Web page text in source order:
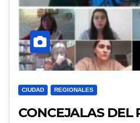
CIUDAD REGIONALES
CONCEJALAS DEL